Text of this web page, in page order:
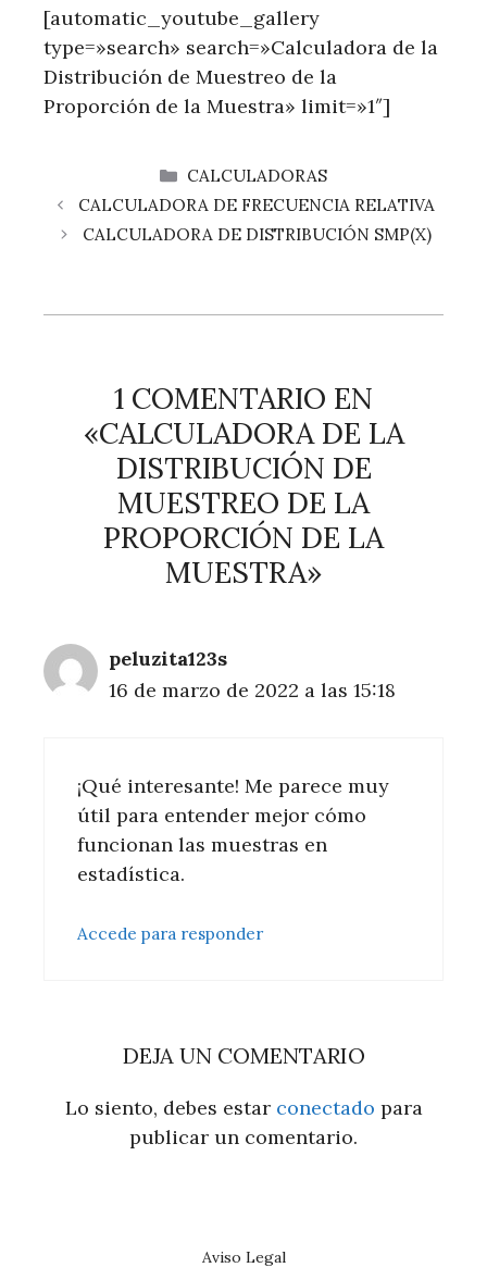
[automatic_youtube_gallery
type=»search» search=»Calculadora de la
Distribución de Muestreo de la
Proporción de la Muestra» limit=»1″]
CATEGORÍAS
CALCULADORAS
CALCULADORA DE FRECUENCIA RELATIVA
CALCULADORA DE DISTRIBUCIÓN SMP(X)
1 COMENTARIO EN
«CALCULADORA DE LA
DISTRIBUCIÓN DE
MUESTREO DE LA
PROPORCIÓN DE LA
MUESTRA»
peluzita123s
16 de marzo de 2022 a las 15:18
¡Qué interesante! Me parece muy
útil para entender mejor cómo
funcionan las muestras en
estadística.
Accede para responder
DEJA UN COMENTARIO
Lo siento, debes estar conectado para
publicar un comentario.
Aviso Legal